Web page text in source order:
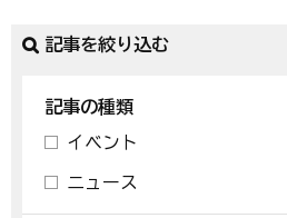
記事を絞り込む
記事の種類
イベント
ニュース